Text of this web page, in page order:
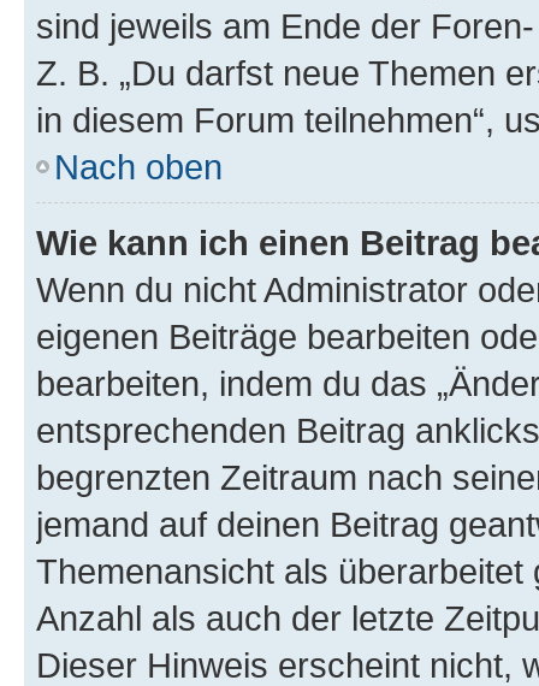
sind jeweils am Ende der
Z. B. „Du darfst neue Themen
in diesem Forum teilnehmen“,
Nach oben
Wie kann ich einen Beitrag
Wenn du nicht Administrator
eigenen Beiträge bearbeiten
bearbeiten, indem du das
entsprechenden Beitrag
begrenzten Zeitraum nach
jemand auf deinen Beitrag
Themenansicht als
Anzahl als auch der letzte
Dieser Hinweis erscheint nicht,